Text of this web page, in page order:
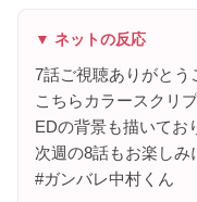
▼ ネットの反応
7話ご視聴ありがとう
こちらカラースクリ
EDの背景も描いてお
次週の8話もお楽しみ
#ガンバレ中村くん